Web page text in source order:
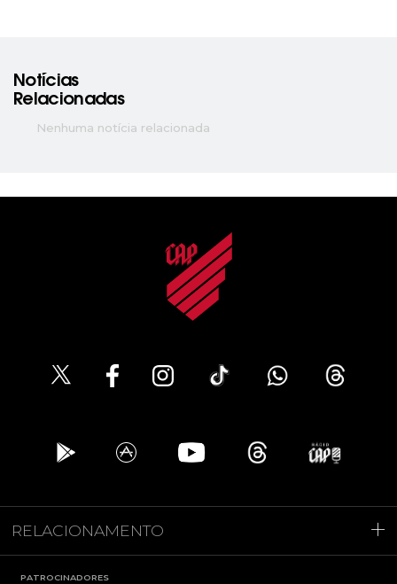
Notícias
Relacionadas
Nenhuma notícia relacionada
RELACIONAMENTO
PATROCINADORES